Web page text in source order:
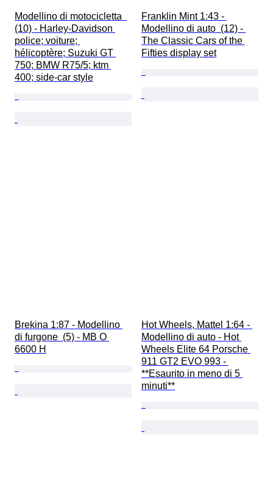
Modellino di motocicletta
(10) - Harley-Davidson
police; voiture;
hélicoptère; Suzuki GT
750; BMW R75/5; ktm
400; side-car style
Franklin Mint 1:43 -
Modellino di auto  (12) -
The Classic Cars of the
Fifties display set
Brekina 1:87 - Modellino
di furgone  (5) - MB O
6600 H
Hot Wheels, Mattel 1:64 -
Modellino di auto - Hot
Wheels Elite 64 Porsche
911 GT2 EVO 993 -
**Esaurito in meno di 5
minuti**